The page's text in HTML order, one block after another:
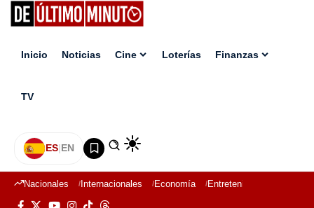
Inicio Noticias Cine Loterías Finanzas
TV
ES|EN
Nacionales Internacionales Economía Entretenimiento